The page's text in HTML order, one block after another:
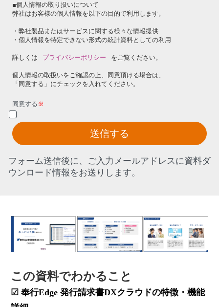
■個人情報の取り扱いについて
弊社はお客様の個人情報を以下の目的で利用します。
・弊社製品またはサービスに関する様々な情報提供
・個人情報を特定できない形式の統計資料としての利用
詳しくは プライバシーポリシー をご覧ください。
個人情報の取扱いをご確認の上、同意頂ける場合は、
「同意する」にチェックを入れてください。
同意する ※
送信する
フォーム送信後に、ご入力メールアドレスに資料ダ
ウンロード情報をお送りします。
この資料でわかること
☑奉行Edge 発行請求書DXクラウドの特徴・機能